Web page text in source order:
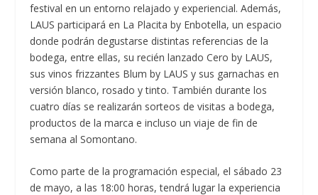
festival en un entorno relajado y experiencial. Además,
LAUS participará en La Placita by Enbotella, un espacio
donde podrán degustarse distintas referencias de la
bodega, entre ellas, su recién lanzado Cero by LAUS,
sus vinos frizzantes Blum by LAUS y sus garnachas en
versión blanco, rosado y tinto. También durante los
cuatro días se realizarán sorteos de visitas a bodega,
productos de la marca e incluso un viaje de fin de
semana al Somontano.
Como parte de la programación especial, el sábado 23
de mayo, a las 18:00 horas, tendrá lugar la experiencia